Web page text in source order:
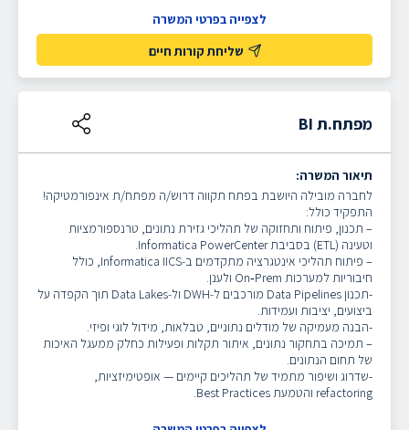
לצפייה בפרטי המשרה
שליחת קורות חיים
מפתח.ת BI
תיאור המשרה:
לחברה מובילה היושבת בפתח תקווה דרוש/ה מפתח/ת אינפורמטיקה!
התפקיד כולל:
– תכנון, פיתוח ותחזוקה של תהליכי גזירת נתונים, טרנספורמציות
וטעינה (ETL) בסביבת Informatica PowerCenter.
– פיתוח תהליכי אינטגרציה מתקדמים ב‑Informatica IICS, כולל
חיבוריות למערכות On‑Prem ולענן.
-תכנון Data Pipelines מורכבים ל‑DWH ול‑Data Lakes תוך הקפדה על
ביצועים, יציבות ועמידות.
-הבנה מעמיקה של מודלים נתוניים, טבלאות, מידול לוגי ופיזי.
– תמיכה בתחקור נתונים, איתור תקלות ופעילות כחלק ממעגל האיכות
של תחום הנתונים.
-שדרוג ושיפור מתמיד של תהליכים קיימים — אופטימיזציות,
refactoring והטמעת Best Practices.